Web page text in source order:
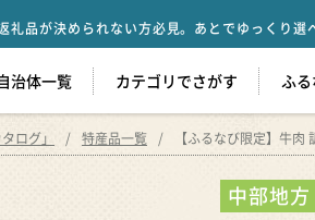
礼品が決められない方必見。あとでゆっくり選
治体一覧 カテゴリでさがす ふ
ログ」 特産品一覧 【ふるなび限定】牛
中部地方